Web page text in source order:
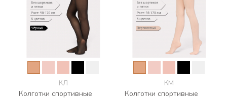
КЛ
Колготки спортивные
КМ
Колготки спортивные